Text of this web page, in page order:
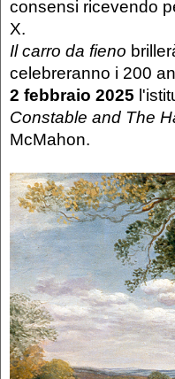
consensi ricevendo
X.
Il carro da fieno
celebreranno i 200
2 febbraio 2025
Constable and The
McMahon.